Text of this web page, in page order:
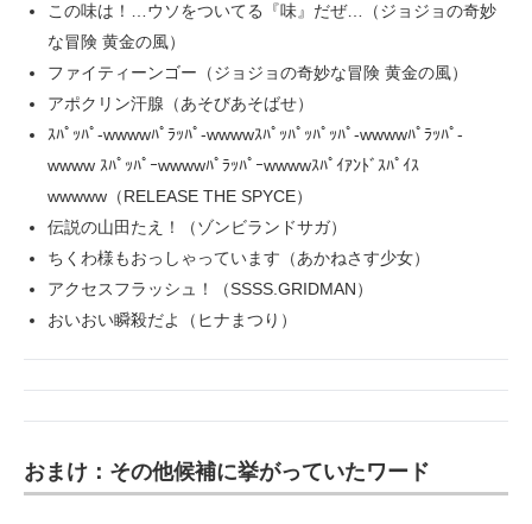
この味は！…ウソをついてる『味』だぜ…（ジョジョの奇妙
な冒険 黄金の風）
ファイティーンゴー（ジョジョの奇妙な冒険 黄金の風）
アポクリン汗腺（あそびあそばせ）
ｽﾊﾟｯﾊﾟ-wwwwﾊﾟﾗｯﾊﾟ-wwwwｽﾊﾟｯﾊﾟｯﾊﾟｯﾊﾟ-wwwwﾊﾟﾗｯﾊﾟ-
wwww ｽﾊﾟｯﾊﾟｰwwwwﾊﾟﾗｯﾊﾟｰwwwwｽﾊﾟｲｱﾝﾄﾞｽﾊﾟｲｽ
wwwww（RELEASE THE SPYCE）
伝説の山田たえ！（ゾンビランドサガ）
ちくわ様もおっしゃっています（あかねさす少女）
アクセスフラッシュ！（SSSS.GRIDMAN）
おいおい瞬殺だよ（ヒナまつり）
おまけ：その他候補に挙がっていたワード